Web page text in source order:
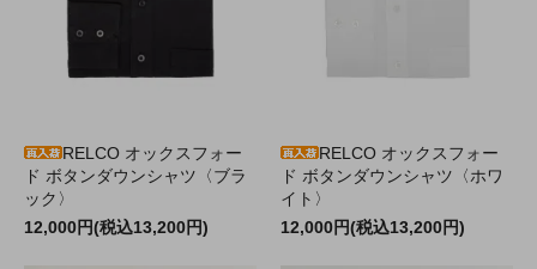
RELCO オックスフォー
ド ボタンダウンシャツ〈ブラ
ック〉
12,000円(税込13,200円)
RELCO オックスフォー
ド ボタンダウンシャツ〈ホワ
イト〉
12,000円(税込13,200円)